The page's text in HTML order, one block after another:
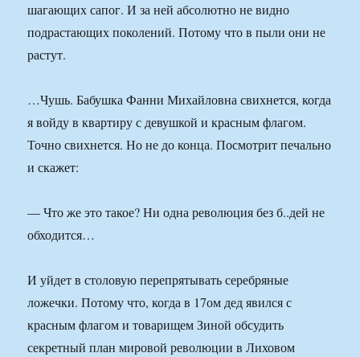
шагающих сапог. И за ней абсолютно не видно
подрастающих поколений. Потому что в пыли они не
растут.
…Чушь. Бабушка Фанни Михайловна свихнется, когда
я войду в квартиру с девушкой и красным флагом.
Точно свихнется. Но не до конца. Посмотрит печально
и скажет:
— Что же это такое? Ни одна революция без б..дей не
обходится…
И уйдет в столовую перепрятывать серебряные
ложечки. Потому что, когда в 17ом дед явился с
красным флагом и товарищем Зиной обсудить
секретный план мировой революции в Лиховом